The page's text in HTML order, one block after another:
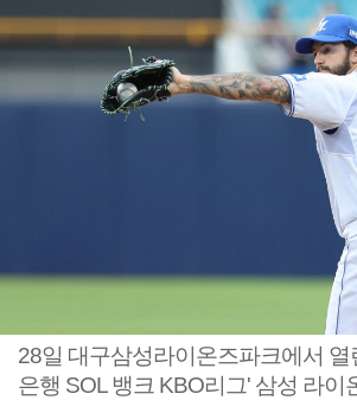
28일 대구삼성라이온즈파크에서 열
은행 SOL 뱅크 KBO리그' 삼성 라이